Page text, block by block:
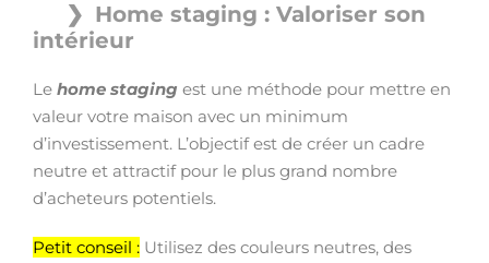
Home staging : Valoriser son
intérieur
Le home staging est une méthode pour mettre en
valeur votre maison avec un minimum
d’investissement. L’objectif est de créer un cadre
neutre et attractif pour le plus grand nombre
d’acheteurs potentiels.
Petit conseil : Utilisez des couleurs neutres, des